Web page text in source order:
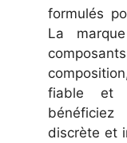
formulés
La
fiable et
discrète et